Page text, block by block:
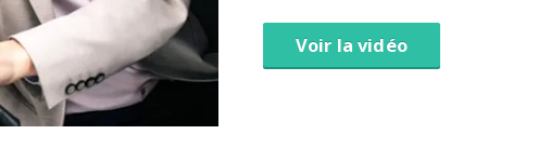
Voir la vidéo